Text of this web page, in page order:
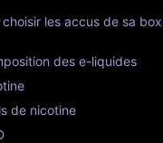
les accus de sa box
des e-liquides
de nicotine